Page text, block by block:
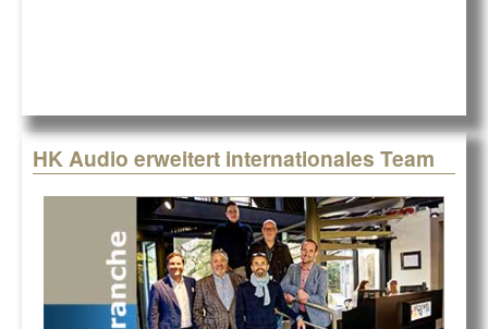
HK Audio erweitert internationales Team